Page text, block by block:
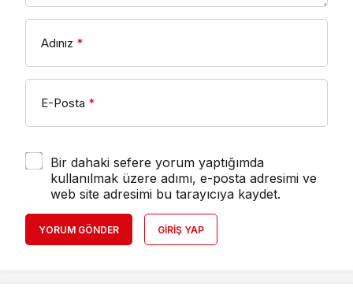
Adınız *
E-Posta *
Bir dahaki sefere yorum yaptığımda
kullanılmak üzere adımı, e-posta adresimi ve
web site adresimi bu tarayıcıya kaydet.
YORUM GÖNDER GIRIŞ YAP